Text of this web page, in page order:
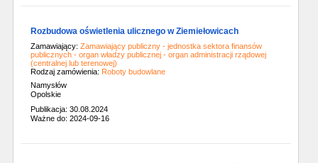
Rozbudowa oświetlenia ulicznego w Ziemiełowicach
Zamawiający: Zamawiający publiczny - jednostka sektora finansów
publicznych - organ władzy publicznej - organ administracji rządowej
(centralnej lub terenowej)
Rodzaj zamówienia: Roboty budowlane
Namysłów
Opolskie
Publikacja: 30.08.2024
Ważne do: 2024-09-16